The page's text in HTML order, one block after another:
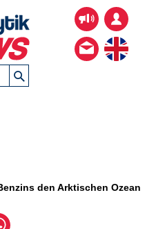
den Arktischen Ozean